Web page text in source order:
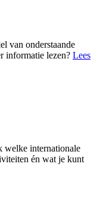
van onderstaande
informatie lezen? Lees
welke internationale
én wat je kunt